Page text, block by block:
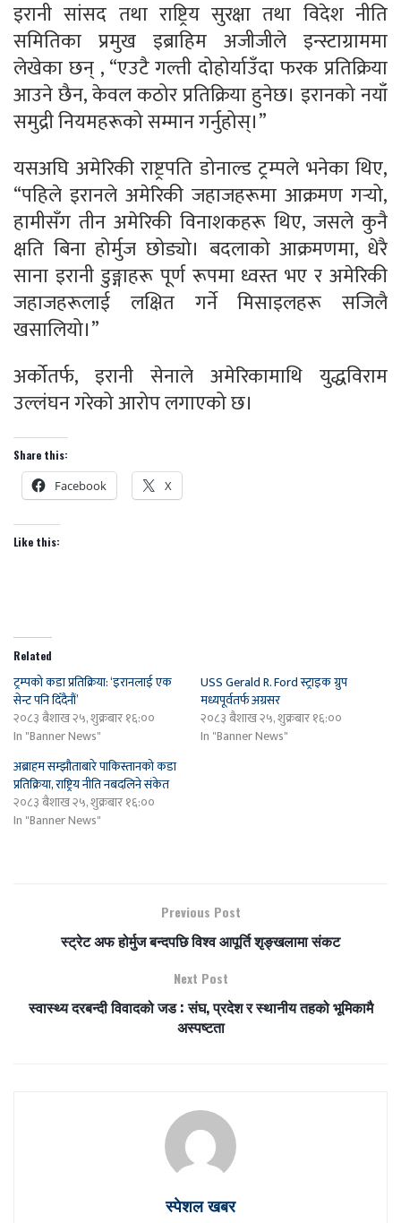
इरानी सांसद तथा राष्ट्रिय सुरक्षा तथा विदेश नीति
समितिका प्रमुख इब्राहिम अजीजीले इन्स्टाग्राममा
लेखेका छन् , “एउटै गल्ती दोहोर्याउँदा फरक प्रतिक्रिया
आउने छैन, केवल कठोर प्रतिक्रिया हुनेछ। इरानको नयाँ
समुद्री नियमहरूको सम्मान गर्नुहोस्।”
यसअघि अमेरिकी राष्ट्रपति डोनाल्ड ट्रम्पले भनेका थिए,
“पहिले इरानले अमेरिकी जहाजहरूमा आक्रमण गर्‍यो,
हामीसँग तीन अमेरिकी विनाशकहरू थिए, जसले कुनै
क्षति बिना होर्मुज छोड्यो। बदलाको आक्रमणमा, धेरै
साना इरानी डुङ्गाहरू पूर्ण रूपमा ध्वस्त भए र अमेरिकी
जहाजहरूलाई लक्षित गर्ने मिसाइलहरू सजिलै
खसालियो।”
अर्कोतर्फ, इरानी सेनाले अमेरिकामाथि युद्धविराम
उल्लंघन गरेको आरोप लगाएको छ।
Share this:
Facebook X
Like this:
Related
ट्रम्पको कडा प्रतिक्रिया: ‘इरानलाई एक
सेन्ट पनि दिँदैनौं’
२०८३ बैशाख २५, शुक्रबार १६:००
In "Banner News"
USS Gerald R. Ford स्ट्राइक ग्रुप
मध्यपूर्वतर्फ अग्रसर
२०८३ बैशाख २५, शुक्रबार १६:००
In "Banner News"
अब्राहम सम्झौताबारे पाकिस्तानको कडा
प्रतिक्रिया, राष्ट्रिय नीति नबदलिने संकेत
२०८३ बैशाख २५, शुक्रबार १६:००
In "Banner News"
Previous Post
स्ट्रेट अफ होर्मुज बन्दपछि विश्व आपूर्ति शृङ्खलामा संकट
Next Post
स्वास्थ्य दरबन्दी विवादको जड : संघ, प्रदेश र स्थानीय तहको भूमिकामै
अस्पष्टता
स्पेशल खबर